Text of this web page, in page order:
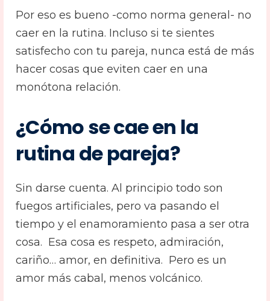
Por eso es bueno -como norma general- no
caer en la rutina. Incluso si te sientes
satisfecho con tu pareja, nunca está de más
hacer cosas que eviten caer en una
monótona relación.
¿Cómo se cae en la
rutina de pareja?
Sin darse cuenta. Al principio todo son
fuegos artificiales, pero va pasando el
tiempo y el enamoramiento pasa a ser otra
cosa. Esa cosa es respeto, admiración,
cariño… amor, en definitiva. Pero es un
amor más cabal, menos volcánico.